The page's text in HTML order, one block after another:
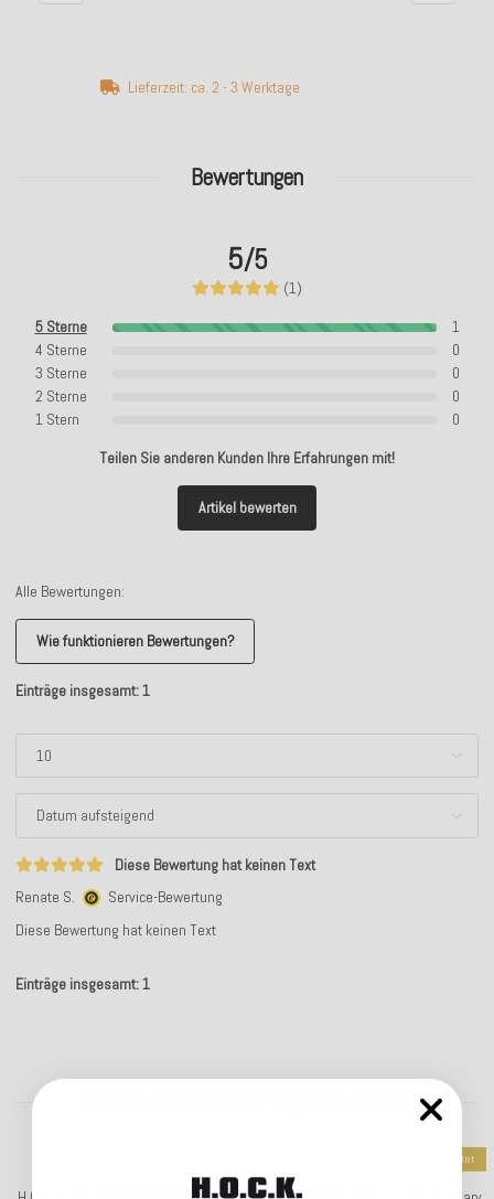
Bewertungen
5/5
(1)
5 Sterne
1
4 Sterne
0
3 Sterne
0
2 Sterne
0
1 Stern
0
Teilen Sie anderen Kunden Ihre Erfahrungen mit!
Artikel bewerten
Alle Bewertungen:
Wie funktionieren Bewertungen?
Einträge insgesamt: 1
Diese Bewertung hat keinen Text
Renate S.
Service-Bewertung
Diese Bewertung hat keinen Text
Einträge insgesamt: 1
Lieferzeit: ca. 2 - 3 Werktage
Top bewertet